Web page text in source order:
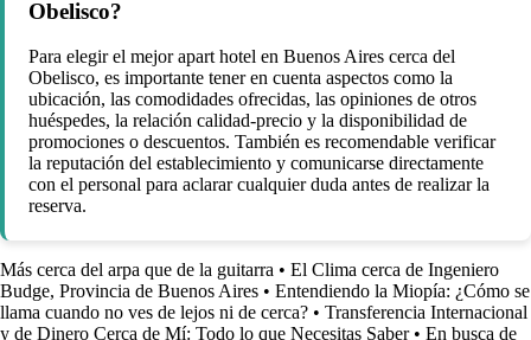
Obelisco?
Para elegir el mejor apart hotel en Buenos Aires cerca del
Obelisco, es importante tener en cuenta aspectos como la
ubicación, las comodidades ofrecidas, las opiniones de otros
huéspedes, la relación calidad-precio y la disponibilidad de
promociones o descuentos. También es recomendable verificar
la reputación del establecimiento y comunicarse directamente
con el personal para aclarar cualquier duda antes de realizar la
reserva.
Más cerca del arpa que de la guitarra • El Clima cerca de Ingeniero
Budge, Provincia de Buenos Aires • Entendiendo la Miopía: ¿Cómo se
llama cuando no ves de lejos ni de cerca? • Transferencia Internacional
y de Dinero Cerca de Mí: Todo lo que Necesitas Saber• En busca de